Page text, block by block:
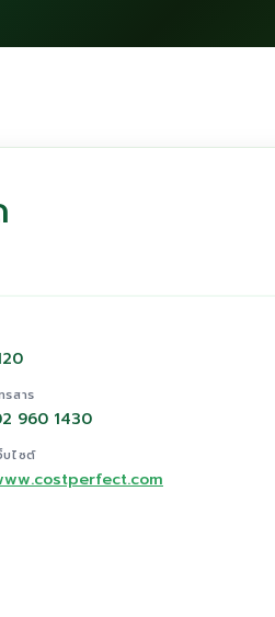
รสาร
960 1430
บไซต์